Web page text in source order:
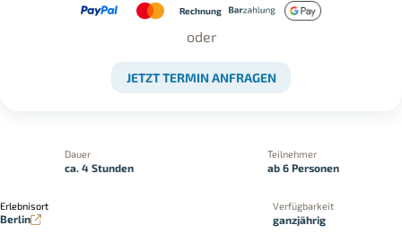
Rechnung
oder
JETZT TERMIN ANFRAGEN
Dauer
ca. 4 Stunden
Teilnehmer
ab 6 Personen
Erlebnisort
Berlin
Verfügbarkeit
ganzjährig